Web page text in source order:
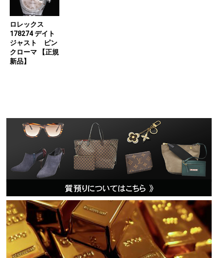
ロレックス
178274 デイト
ジャスト ピン
クローマ 【正規
新品】